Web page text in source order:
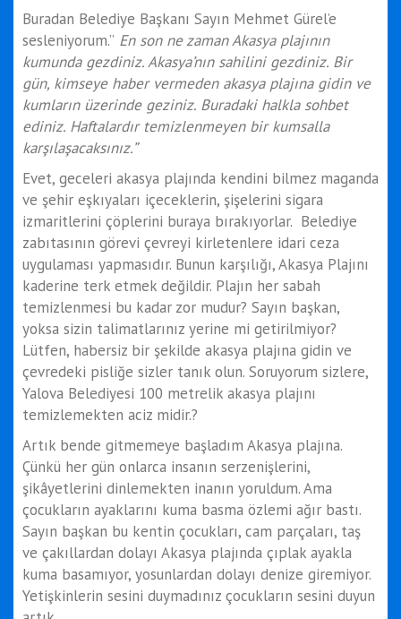
Buradan Belediye Başkanı Sayın Mehmet Gürel’e
sesleniyorum.” En son ne zaman Akasya plajının
kumunda gezdiniz. Akasya’nın sahilini gezdiniz. Bir
gün, kimseye haber vermeden akasya plajına gidin ve
kumların üzerinde geziniz. Buradaki halkla sohbet
ediniz. Haftalardır temizlenmeyen bir kumsalla
karşılaşacaksınız.”
Evet, geceleri akasya plajında kendini bilmez maganda
ve şehir eşkıyaları içeceklerin, şişelerini sigara
izmaritlerini çöplerini buraya bırakıyorlar. Belediye
zabıtasının görevi çevreyi kirletenlere idari ceza
uygulaması yapmasıdır. Bunun karşılığı, Akasya Plajını
kaderine terk etmek değildir. Plajın her sabah
temizlenmesi bu kadar zor mudur? Sayın başkan,
yoksa sizin talimatlarınız yerine mi getirilmiyor?
Lütfen, habersiz bir şekilde akasya plajına gidin ve
çevredeki pisliğe sizler tanık olun. Soruyorum sizlere,
Yalova Belediyesi 100 metrelik akasya plajını
temizlemekten aciz midir.?
Artık bende gitmemeye başladım Akasya plajına.
Çünkü her gün onlarca insanın serzenişlerini,
şikâyetlerini dinlemekten inanın yoruldum. Ama
çocukların ayaklarını kuma basma özlemi ağır bastı.
Sayın başkan bu kentin çocukları, cam parçaları, taş
ve çakıllardan dolayı Akasya plajında çıplak ayakla
kuma basamıyor, yosunlardan dolayı denize giremiyor.
Yetişkinlerin sesini duymadınız çocukların sesini duyun